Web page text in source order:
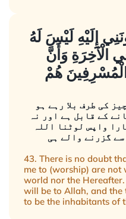
إِلَيْهِ لَيْسَ لَهُ
الْآخِرَةِ وَأَنَّ
الْمُسْرِفِينَ هُمْ
کی طرف بلا رہے ہو
کے قابل ہے اور نہ
واپس لوٹنا اللہ
گزرنے والے ہی
43. There is no doubt
me to (worship) are
world nor the
will be to Allah, and the
to be the inhabitants of